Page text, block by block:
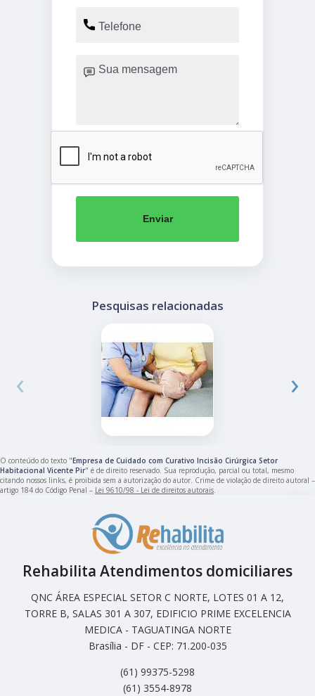
Enviar
Pesquisas relacionadas
‹ ›
O conteúdo do texto "Empresa de Cuidado com Curativo Incisão Cirúrgica Setor
Habitacional Vicente Pir" é de direito reservado. Sua reprodução, parcial ou total, mesmo
citando nossos links, é proibida sem a autorização do autor. Crime de violação de direito autoral –
artigo 184 do Código Penal – Lei 9610/98 - Lei de direitos autorais
Rehabilita Atendimentos domiciliares
QNC ÁREA ESPECIAL SETOR C NORTE, LOTES 01 A 12,
TORRE B, SALAS 301 A 307, EDIFICIO PRIME EXCELENCIA
MEDICA - TAGUATINGA NORTE
Brasília - DF - CEP: 71.200-035
(61) 99375-5298
(61) 3554-8978